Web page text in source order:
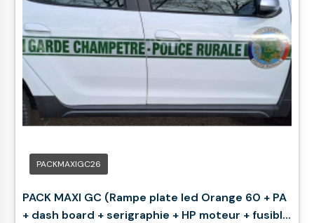
PACKMAXIGC26
PACK MAXI GC (Rampe plate led Orange 60 + PA
+ dash board + serigraphie + HP moteur + fusible